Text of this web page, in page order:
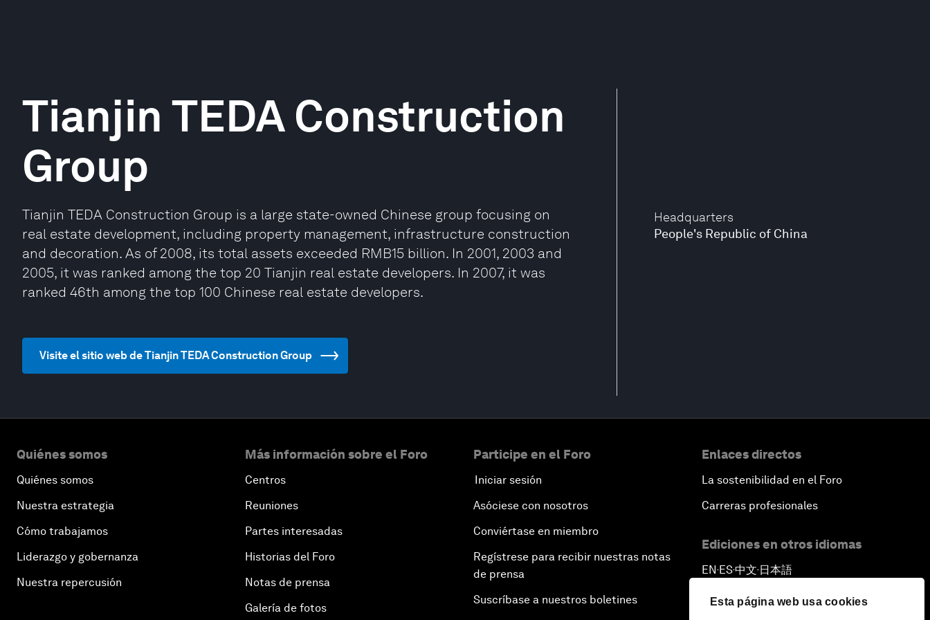
Esta página web usa cookies
Headquarters
People's Republic of China
Tianjin TEDA Construction
Group
Tianjin TEDA Construction Group is a large state-owned Chinese group focusing on
real estate development, including property management, infrastructure construction
and decoration. As of 2008, its total assets exceeded RMB15 billion. In 2001, 2003 and
2005, it was ranked among the top 20 Tianjin real estate developers. In 2007, it was
ranked 46th among the top 100 Chinese real estate developers.
Visite el sitio web de Tianjin TEDA Construction Group
Quiénes somos
Quiénes somos
Nuestra estrategia
Cómo trabajamos
Liderazgo y gobernanza
Nuestra repercusión
Más información sobre el Foro
Centros
Reuniones
Partes interesadas
Historias del Foro
Notas de prensa
Galería de fotos
Participe en el Foro
Iniciar sesión
Asóciese con nosotros
Conviértase en miembro
Regístrese para recibir nuestras notas
de prensa
Suscríbase a nuestros boletines
Enlaces directos
La sostenibilidad en el Foro
Carreras profesionales
Ediciones en otros idiomas
EN ▪ES▪中文▪ 日本語